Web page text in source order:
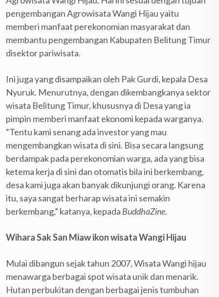
pengembangan Agrowisata Wangi Hijau yaitu
memberi manfaat perekonomian masyarakat dan
membantu pengembangan Kabupaten Belitung Timur
disektor pariwisata.
Ini juga yang disampaikan oleh Pak Gurdi, kepala Desa
Nyuruk. Menurutnya, dengan dikembangkanya sektor
wisata Belitung Timur, khususnya di Desa yang ia
pimpin memberi manfaat ekonomi kepada warganya.
“Tentu kami senang ada investor yang mau
mengembangkan wisata di sini. Bisa secara langsung
berdampak pada perekonomian warga, ada yang bisa
ketema kerja di sini dan otomatis bila ini berkembang,
desa kami juga akan banyak dikunjungi orang. Karena
itu, saya sangat berharap wisata ini semakin
berkembang,” katanya, kepada BuddhaZine.
Wihara Sak San Miaw ikon wisata Wangi Hijau
Mulai dibangun sejak tahun 2007, Wisata Wangi hijau
menawarga berbagai spot wisata unik dan menarik.
Hutan perbukitan dengan berbagai jenis tumbuhan